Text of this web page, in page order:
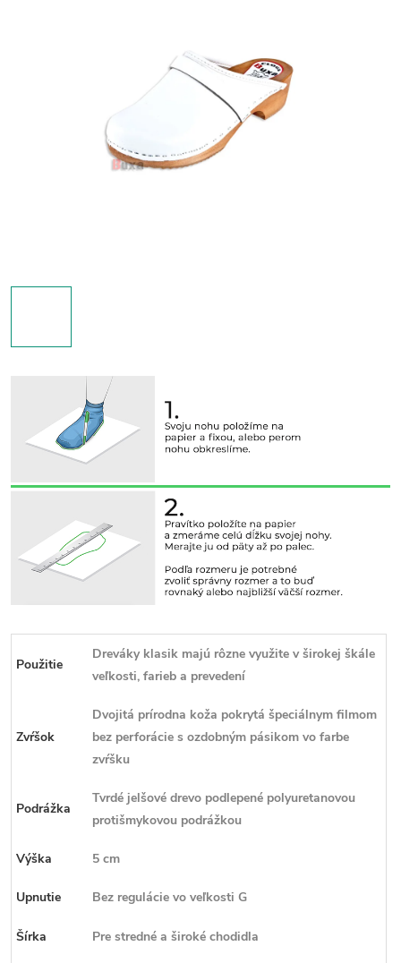
Použitie
Dreváky klasik majú rôzne využite v širokej škále
veľkosti, farieb a prevedení
Zvŕšok
Dvojitá prírodna koža pokrytá špeciálnym filmom
bez perforácie s ozdobným pásikom vo farbe
zvŕšku
Podrážka
Tvrdé jelšové drevo podlepené polyuretanovou
protišmykovou podrážkou
Výška 5 cm
Upnutie Bez regulácie vo veľkosti G
Šírka Pre stredné a široké chodidla